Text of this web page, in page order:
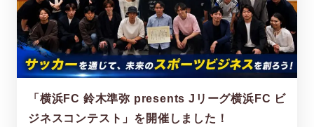
「横浜FC 鈴木準弥 presents Jリーグ横浜FC ビ
ジネスコンテスト」を開催しました！